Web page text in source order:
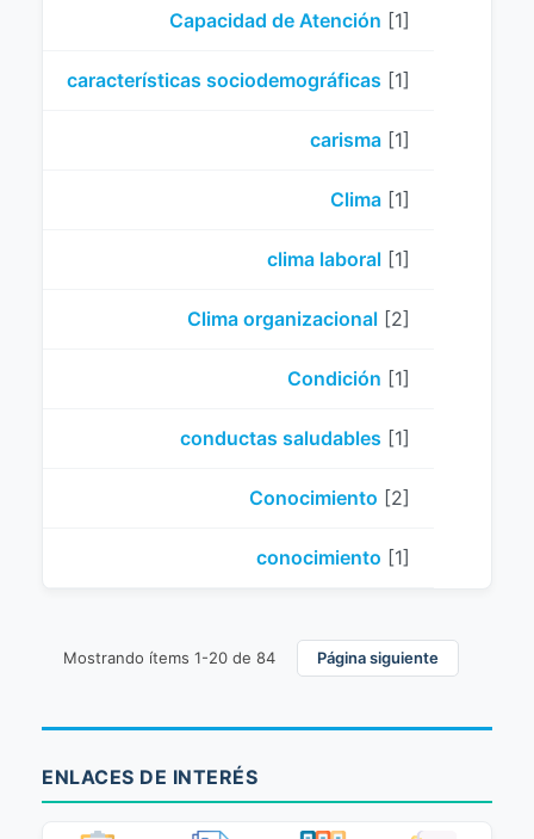
Capacidad de Atención [1]
características sociodemográficas [1]
carisma [1]
Clima [1]
clima laboral [1]
Clima organizacional [2]
Condición [1]
conductas saludables [1]
Conocimiento [2]
conocimiento [1]
Mostrando ítems 1-20 de 84 Página siguiente
ENLACES DE INTERÉS